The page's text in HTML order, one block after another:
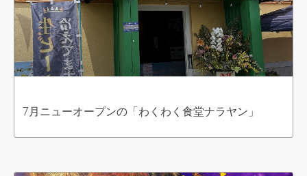
7月ニューオープンの「わくわく食堂ナラヤン」